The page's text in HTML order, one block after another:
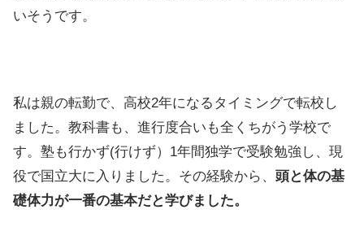
いそうです。
私は親の転勤で、高校2年になるタイミングで転校し
ました。教科書も、進行度合いも全くちがう学校で
す。塾も行かず(行けず）1年間独学で受験勉強し、現
役で国立大に入りました。その経験から、 頭と体の基
礎体力が一番の基本だと学びました。